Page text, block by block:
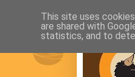
This site uses
are shared with
statistics, and to